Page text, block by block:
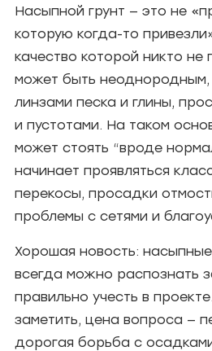
Насыпной грунт — это не
которую когда-то
качество которой никто не
может быть неоднородным,
линзами песка и глины,
и пустотами. На таком
может стоять “вроде
начинает проявляться
перекосы, просадки
проблемы с сетями и
Хорошая новость: насыпные
всегда можно распознать
правильно учесть в
заметить, цена вопроса —
дорогая борьба с